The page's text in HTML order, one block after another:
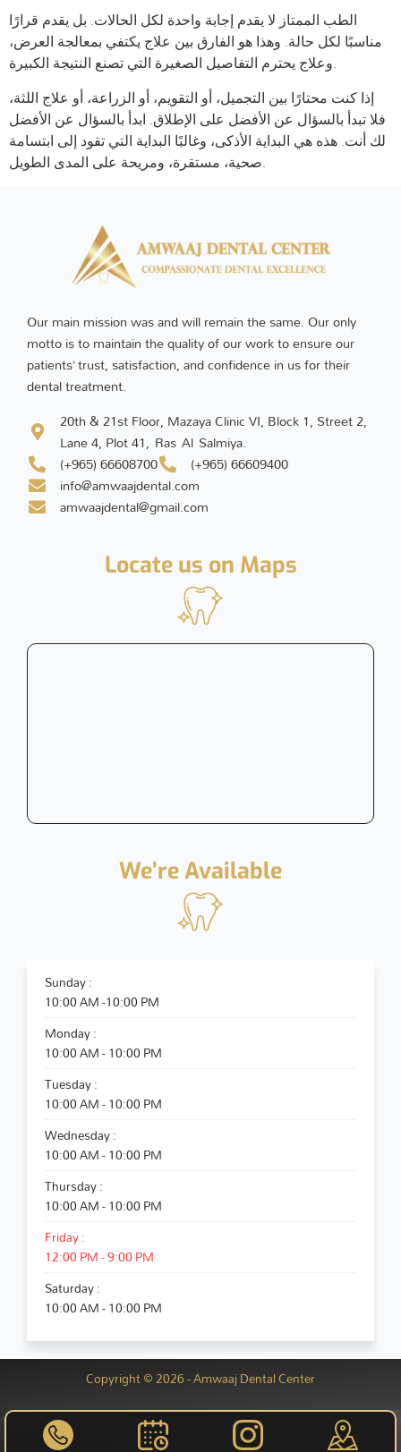
الطب الممتاز لا يقدم إجابة واحدة لكل الحالات. بل يقدم قرارًا
مناسبًا لكل حالة. وهذا هو الفارق بين علاج يكتفي بمعالجة العرض،
وعلاج يحترم التفاصيل الصغيرة التي تصنع النتيجة الكبيرة.
إذا كنت محتارًا بين التجميل، أو التقويم، أو الزراعة، أو علاج اللثة،
فلا تبدأ بالسؤال عن الأفضل على الإطلاق. ابدأ بالسؤال عن الأفضل
لك أنت. هذه هي البداية الأذكى، وغالبًا البداية التي تقود إلى ابتسامة
صحية، مستقرة، ومريحة على المدى الطويل.
Our main mission was and will remain the same. Our only
motto is to maintain the quality of our work to ensure our
patients’ trust, satisfaction, and confidence in us for their
dental treatment.
20th & 21st Floor, Mazaya Clinic VI, Block 1, Street 2,
Lane 4, Plot 41, Ras Al Salmiya.
(+965) 66608700
(+965) 66609400
info@amwaajdental.com
amwaajdental@gmail.com
Locate us on Maps
We’re Available
Sunday :
10:00 AM -10:00 PM
Monday :
10:00 AM - 10:00 PM
Tuesday :
10:00 AM - 10:00 PM
Wednesday :
10:00 AM - 10:00 PM
Thursday :
10:00 AM - 10:00 PM
Friday :
12:00 PM - 9:00 PM
Saturday :
10:00 AM - 10:00 PM
Copyright © 2026 - Amwaaj Dental Center